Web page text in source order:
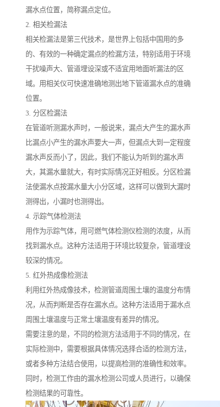
漏水点位置，简称漏点定位。
2. 相关检漏法
相关检漏法是第三代技术，是世界上包括中国用的多
的、有效的一种确定漏点的检漏方法，特别适用于环境
干扰噪声大、管道埋设深或不适宜用地面听漏法的区
域。用相关仪可快速准确地测出地下管道漏水点的准确
位置。
3. 分区检漏法
在管道听测漏水声时，一般说来，漏点大产生的漏水声
比漏点小产生的漏水声要大一声，但漏点大到一定程度
漏水声反而小了，因此，我们不能认为听到的漏水声
大，其漏水量就大，有时实际情况正好相反。分区检漏
法使漏水点按漏水量大小分区域，这样可以做到大漏时
测得出，小漏时也测得出。
4. 示踪气体检测法
用作为示踪气体，用可燃气体检测仪检测的浓度，从而
找到漏水点。这种方法适用于环境比较复杂，管道埋设
较深的情况。
5. 红外热成像检测法
利用红外热成像技术，检测管道周围土壤的温度分布情
况，从而判断是否存在漏水点。这种方法适用于漏水点
周围土壤温度与正常土壤温度有差异的情况。
需要注意的是，不同的检测方法适用于不同的情况，在
实际检测中，需要根据具体情况选择合适的检测方法，
或者多种方法结合使用，以提高检测的准确性和效率。
同时，检测工作由的漏水检测公司或人员进行，以确保
检测结果的可靠性。